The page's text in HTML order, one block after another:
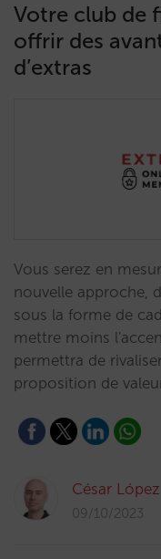
Votre club de
offrir des
d’extras
Vous serez en
nouvelle approche,
sous la forme de
mettre moins
permettra de
proposition de
César López
09/10/2023